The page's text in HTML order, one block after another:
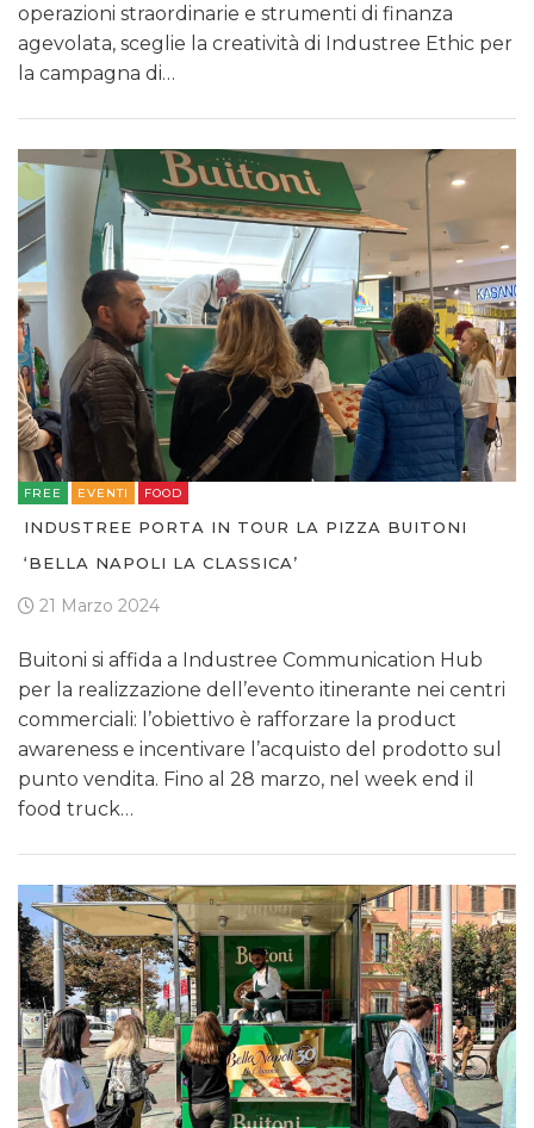
operazioni straordinarie e strumenti di finanza
agevolata, sceglie la creatività di Industree Ethic per
la campagna di…
FREE EVENTI FOOD
INDUSTREE PORTA IN TOUR LA PIZZA BUITONI
‘BELLA NAPOLI LA CLASSICA’
21 Marzo 2024
Buitoni si affida a Industree Communication Hub
per la realizzazione dell’evento itinerante nei centri
commerciali: l’obiettivo è rafforzare la product
awareness e incentivare l’acquisto del prodotto sul
punto vendita. Fino al 28 marzo, nel week end il
food truck…